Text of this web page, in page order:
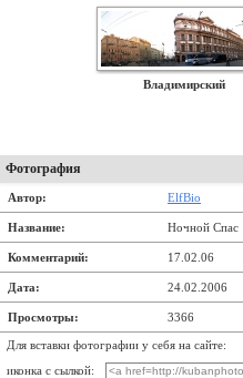
Владимирский
Фотография
Автор: ElfBio
Название: Ночной Спас
Комментарий: 17.02.06
Дата: 24.02.2006
Просмотры: 3366
Для вставки фотографии у себя на сайте:
иконка с сылкой: